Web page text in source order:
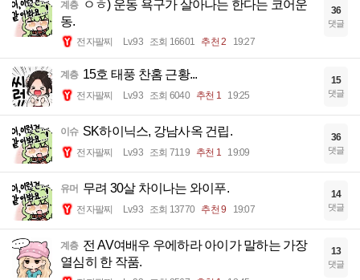
계층
ㅇㅎ) 운동 욕구가 살아나는 한다는 코어운
동.
전자팔찌 Lv.93 조회 16601 추천 2 19:27
36
댓글
계층 15호 태풍 찬홈 근황...
전자팔찌 Lv.93 조회 6040 추천 1 19:25
15
댓글
이슈 SK하이닉스, 강남사옥 건립.
전자팔찌 Lv.93 조회 7119 추천 1 19:09
36
댓글
유머 무려 30살 차이나는 와이푸.
전자팔찌 Lv.93 조회 13770 추천 9 19:07
14
댓글
계층 전 AV여배우 우에하라 아이가 말하는 가장
열심히 한 작품.
13
댓글